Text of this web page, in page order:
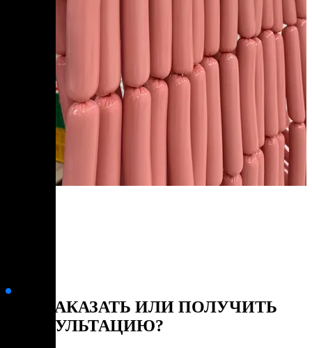
КАК ЗАКАЗАТЬ ИЛИ ПОЛУЧИТЬ
КОНСУЛЬТАЦИЮ?